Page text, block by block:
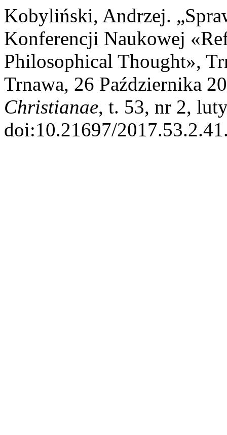
Kobyliński, Andrzej.
Konferencji Naukowej
Philosophical Thought»,
Trnawa, 26 Października
Christianae, t. 53, nr 2,
doi:10.21697/